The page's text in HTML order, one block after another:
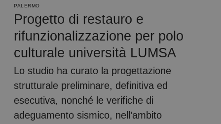
PALERMO
Progetto di restauro e
rifunzionalizzazione per polo
culturale università LUMSA
Lo studio ha curato la progettazione
strutturale preliminare, definitiva ed
esecutiva, nonché le verifiche di
adeguamento sismico, nell’ambito